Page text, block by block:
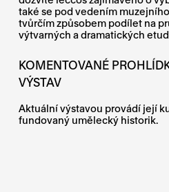
také se pod vedením
tvůrčím způsobem podílet na
výtvarných a dramatických
KOMENTOVANÉ
VÝSTAV
Aktuální výstavou provádí její
fundovaný umělecký historik.